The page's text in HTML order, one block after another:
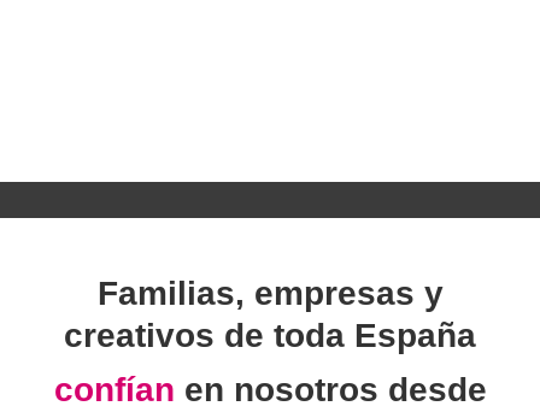
Familias, empresas y
creativos de toda España
confían en nosotros desde